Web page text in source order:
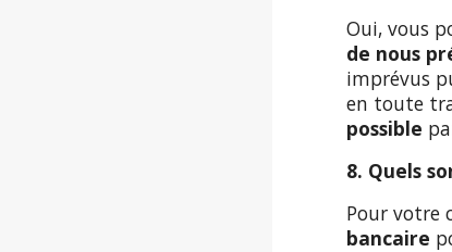
Oui, vous
de nous
imprévus
en toute
possible
8. Quels
Pour votre
bancaire